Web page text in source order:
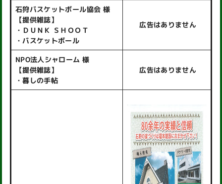
石狩バスケットボール協会 様
【提供雑誌】
・ＤＵＮＫ ＳＨＯＯＴ
・バスケットボール
広告はありません
NPO法人シャローム 様
【提供雑誌】
・暮しの手帖
広告はありません